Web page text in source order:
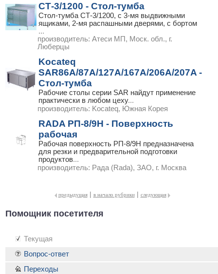
СТ-3/1200 - Стол-тумба
Стол-тумба СТ-3/1200, с 3-мя выдвижными
ящиками, 2-мя распашными дверями, с бортом
...
производитель: Атеси МП, Моск. обл., г.
Люберцы
Kocateq
SAR86A/87A/127A/167A/206A/207A -
Стол-тумба
Рабочие столы серии SAR найдут применение
практически в любом цеху...
производитель: Kocateq, Южная Корея
RADA РП-8/9Н - Поверхность
рабочая
Рабочая поверхность РП-8/9Н предназначена
для резки и предварительной подготовки
продуктов...
производитель: Рада (Rada), ЗАО, г. Москва
предыдущая | в начало рубрики | следующая
Помощник посетителя
Текущая
Вопрос-ответ
Переходы